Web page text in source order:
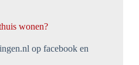
wonen?
op facebook en